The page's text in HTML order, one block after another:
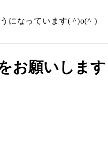
になっています( ^)o(^ )
お願いします